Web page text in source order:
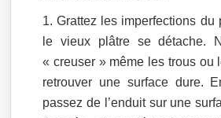
Grattez les imperfections du
le vieux plâtre se détache.
« creuser » même les trous ou
retrouver une surface dure.
passez de l’enduit sur une